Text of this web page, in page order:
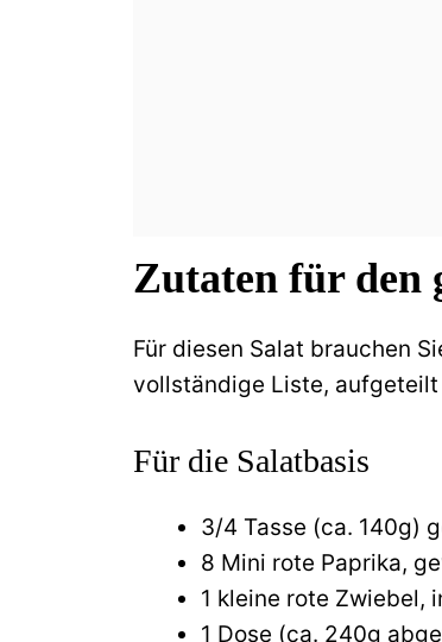
Zutaten für den
Für diesen Salat brauchen
vollständige Liste,
Für die Salatbasis
3/4 Tasse (ca. 140g)
8 Mini rote Paprika,
1 kleine rote Zwiebel,
1 Dose (ca. 240g